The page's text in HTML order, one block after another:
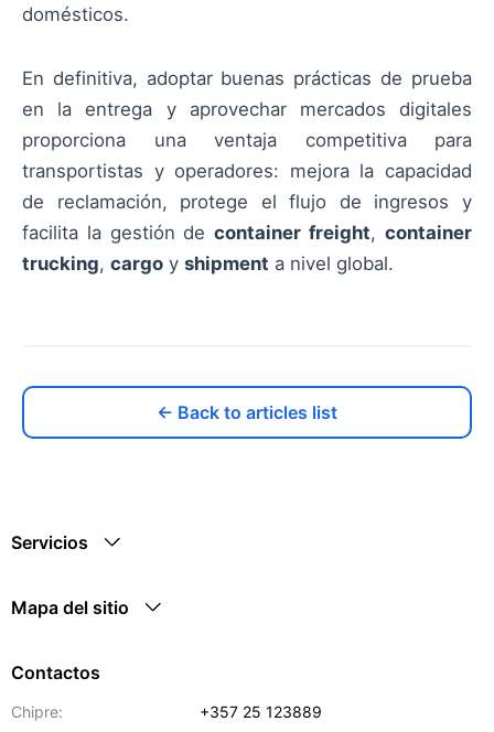
domésticos.
En definitiva, adoptar buenas prácticas de prueba
en la entrega y aprovechar mercados digitales
proporciona una ventaja competitiva para
transportistas y operadores: mejora la capacidad
de reclamación, protege el flujo de ingresos y
facilita la gestión decontainer freight,container
trucking, cargo y shipment a nivel global.
← Back to articles list
Servicios
Mapa del sitio
Contactos
Chipre:
+357 25 123889